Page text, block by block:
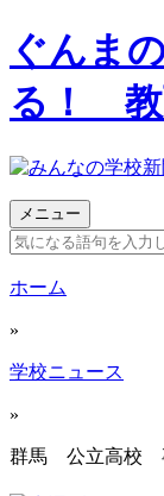
ぐんま
る！ 教
メニュー
ホーム
»
学校ニュース
»
群馬 公立高校